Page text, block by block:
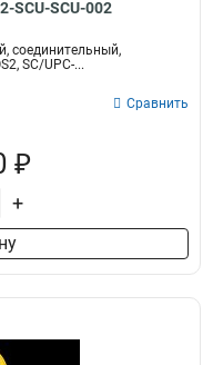
SCU-SCU-002
соединительный,
SC/UPC-...
Сравнить
₽
+